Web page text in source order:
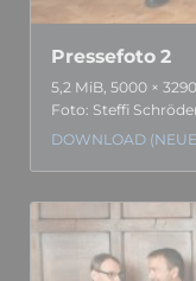
Pressefoto 2
5,2 MiB, 5000 ×
Foto: Steffi
DOWNLOAD